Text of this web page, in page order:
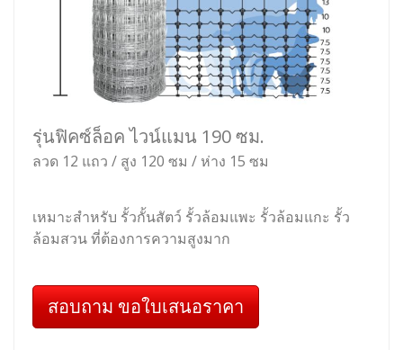
รุ่นฟิคซ์ล็อค ไวน์แมน 190 ซม.
ลวด 12 แถว / สูง 120 ซม / ห่าง 15 ซม
เหมาะสำหรับ รั้วกั้นสัตว์ รั้วล้อมแพะ รั้วล้อมแกะ รั้ว
ล้อมสวน ที่ต้องการความสูงมาก
สอบถาม ขอใบเสนอราคา